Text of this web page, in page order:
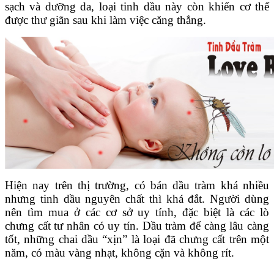
sạch và dưỡng da, loại tinh dầu này còn khiến cơ thể
được thư giãn sau khi làm việc căng thẳng.
Hiện nay trên thị trường, có bán dầu tràm khá nhiều
nhưng tinh dầu nguyên chất thì khá đắt. Người dùng
nên tìm mua ở các cơ sở uy tính, đặc biệt là các lò
chưng cất tư nhân có uy tín. Dầu tràm để càng lâu càng
tốt, những chai dầu “xịn” là loại đã chưng cất trên một
năm, có màu vàng nhạt, không cặn và không rít.